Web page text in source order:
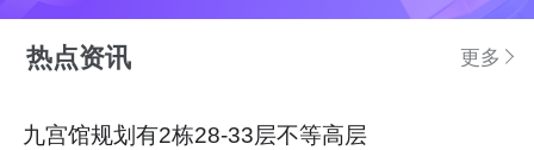
热点资讯 更多
九宫馆规划有2栋28-33层不等高层